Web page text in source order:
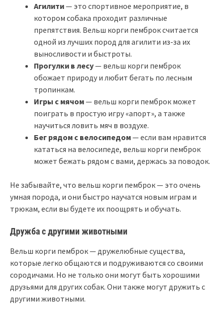
Агилити— это спортивное мероприятие, в
котором собака проходит различные
препятствия. Вельш корги пемброк считается
одной из лучших пород для агилити из-за их
выносливости и быстроты.
Прогулки в лесу— вельш корги пемброк
обожает природу и любит бегать по лесным
тропинкам.
Игры с мячом— вельш корги пемброк может
поиграть в простую игру «апорт», а также
научиться ловить мяч в воздухе.
Бег рядом с велосипедом— если вам нравится
кататься на велосипеде, вельш корги пемброк
может бежать рядом с вами, держась за поводок.
Не забывайте, что вельш корги пемброк — это очень
умная порода, и они быстро научатся новым играм и
трюкам, если вы будете их поощрять и обучать.
Дружба с другими животными
Вельш корги пемброк — дружелюбные существа,
которые легко общаются и подруживаются со своими
сородичами. Но не только они могут быть хорошими
друзьями для других собак. Они также могут дружить с
другими животными.